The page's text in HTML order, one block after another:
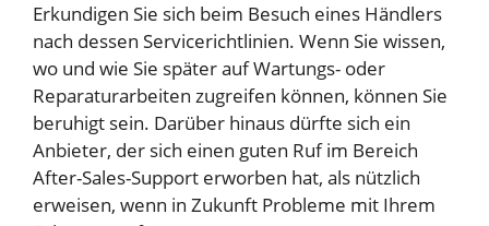
Erkundigen Sie sich beim Besuch eines Händlers
nach dessen Servicerichtlinien. Wenn Sie wissen,
wo und wie Sie später auf Wartungs- oder
Reparaturarbeiten zugreifen können, können Sie
beruhigt sein. Darüber hinaus dürfte sich ein
Anbieter, der sich einen guten Ruf im Bereich
After-Sales-Support erworben hat, als nützlich
erweisen, wenn in Zukunft Probleme mit Ihrem